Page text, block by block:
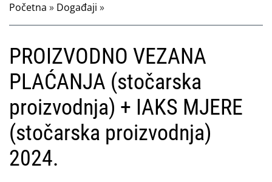
Početna » Događaji »
PROIZVODNO VEZANA
PLAĆANJA (stočarska
proizvodnja) + IAKS MJERE
(stočarska proizvodnja)
2024.